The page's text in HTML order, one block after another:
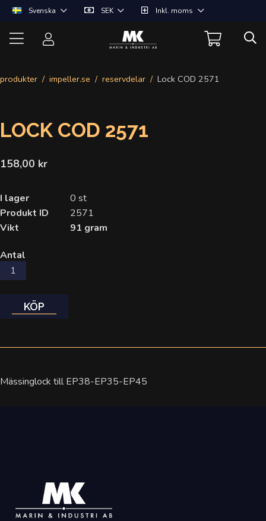
Svenska SEK Inkl. moms
produkter impeller.se reservdelar Lock COD 2571
LOCK COD 2571
158,00 kr
I lager
0 st
Produkt ID
2571
Vikt
91 gram
Antal
KÖP
Mässinglock till EP38-EP35-EP45